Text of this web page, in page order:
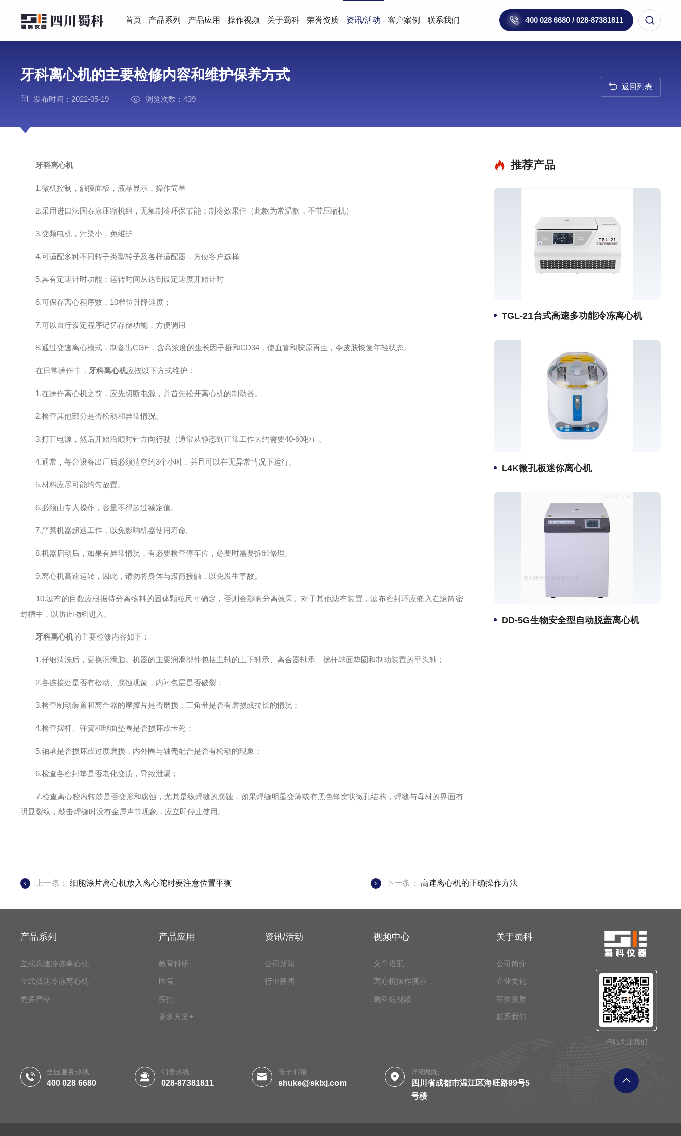
400 028 6680 / 028-87381811
首页 产品系列 产品应用 操作视频 关于蜀科 荣誉资质 资讯/活动 客户案例 联系我们
牙科离心机的主要检修内容和维护保养方式
发布时间：2022-05-19 浏览次数：439
返回列表
牙科离心机
1.微机控制，触摸面板，液晶显示，操作简单
2.采用进口法国泰康压缩机组，无氟制冷环保节能；制冷效果佳（此款为常温款，不带压缩机）
3.变频电机，污染小，免维护
4.可适配多种不同转子类型转子及各样适配器，方便客户选择
5.具有定速计时功能：运转时间从达到设定速度开始计时
6.可保存离心程序数，10档位升降速度；
7.可以自行设定程序记忆存储功能，方便调用
8.通过变速离心模式，制备出CGF，含高浓度的生长因子群和CD34，使血管和胶原再生，令皮肤恢复年轻状态。
在日常操作中， 牙科离心机应按以下方式维护：
1.在操作离心机之前，应先切断电源，并首先松开离心机的制动器。
2.检查其他部分是否松动和异常情况。
3.打开电源，然后开始沿顺时针方向行驶（通常从静态到正常工作大约需要40-60秒）。
4.通常，每台设备出厂后必须清空约3个小时，并且可以在无异常情况下运行。
5.材料应尽可能均匀放置。
6.必须由专人操作，容量不得超过额定值。
7.严禁机器超速工作，以免影响机器使用寿命。
8.机器启动后，如果有异常情况，有必要检查停车位，必要时需要拆卸修理。
9.离心机高速运转，因此，请勿将身体与滚筒接触，以免发生事故。
10.滤布的目数应根据待分离物料的固体颗粒尺寸确定，否则会影响分离效果。对于其他滤布装置，滤布密封环应嵌入在滚筒密
封槽中，以防止物料进入。
牙科离心机的主要检修内容如下：
1.仔细清洗后，更换润滑脂。机器的主要润滑部件包括主轴的上下轴承、离合器轴承、摆杆球面垫圈和制动装置的平头轴；
2.各连接处是否有松动、腐蚀现象，内衬包层是否破裂；
3.检查制动装置和离合器的摩擦片是否磨损，三角带是否有磨损或拉长的情况；
4.检查摆杆、弹簧和球面垫圈是否损坏或卡死；
5.轴承是否损坏或过度磨损，内外圈与轴壳配合是否有松动的现象；
6.检查各密封垫是否老化变质，导致泄漏；
7.检查离心腔内转鼓是否变形和腐蚀，尤其是纵焊缝的腐蚀，如果焊缝明显变薄或有黑色蜂窝状微孔结构，焊缝与母材的界面有
明显裂纹，敲击焊缝时没有金属声等现象，应立即停止使用。
推荐产品
TGL-21台式高速多功能冷冻离心机
L4K微孔板迷你离心机
DD-5G生物安全型自动脱盖离心机
上一条：细胞涂片离心机放入离心陀时要注意位置平衡 下一条： 高速离心机的正确操作方法
产品系列
立式高速冷冻离心机
立式低速冷冻离心机
更多产品+
产品应用
教育科研
医院
疾控
更多方案+
资讯/活动
公司新闻
行业新闻
视频中心
文章搭配
离心机操作演示
蜀科短视频
关于蜀科
公司简介
企业文化
荣誉资质
联系我们
全国服务热线
400 028 6680
销售热线
028-87381811
电子邮箱
shuke@sklxj.com
详细地址
四川省成都市温江区海旺路99号5
号楼
扫码关注我们